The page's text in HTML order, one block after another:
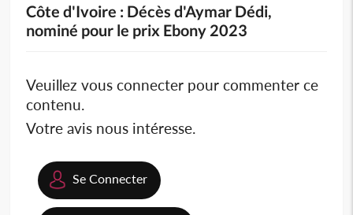
Côte d'Ivoire : Décès d'Aymar Dédi,
nominé pour le prix Ebony 2023
Veuillez vous connecter pour commenter ce
contenu.
Votre avis nous intéresse.
Se Connecter